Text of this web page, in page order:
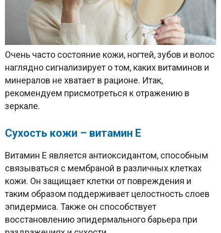
Очень часто состояние кожи, ногтей, зубов и волос
наглядно сигнализирует о том, каких витаминов и
минералов не хватает в рационе. Итак,
рекомендуем присмотреться к отражению в
зеркале.
Сухость кожи – витамин Е
Витамин Е является антиоксидантом, способным
связываться с мембраной в различных клетках
кожи. Он защищает клетки от повреждения и
таким образом поддерживает целостность слоев
эпидермиса. Также он способствует
восстановлению эпидермального барьера при